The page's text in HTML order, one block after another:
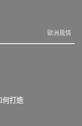
歐洲風情
打造